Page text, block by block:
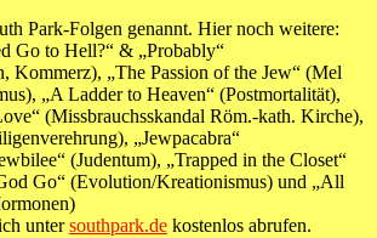
Park-Folgen genannt. Hier noch weitere:
Go to Hell?“ & „Probably“
Kommerz), „The Passion of the Jew“ (Mel
„A Ladder to Heaven“ (Postmortalität),
(Missbrauchsskandal Röm.-kath. Kirche),
„Jewpacabra“
(Judentum), „Trapped in the Closet“
Go“ (Evolution/Kreationismus) und „All
untersouthpark.de kostenlos abrufen.